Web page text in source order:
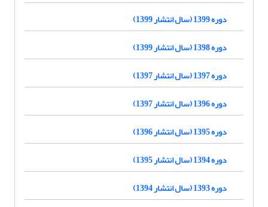
دوره 1399 (سال انتشار 1399)
دوره 1398 (سال انتشار 1399)
دوره 1397 (سال انتشار 1397)
دوره 1396 (سال انتشار 1397)
دوره 1395 (سال انتشار 1396)
دوره 1394 (سال انتشار 1395)
دوره 1393 (سال انتشار 1394)